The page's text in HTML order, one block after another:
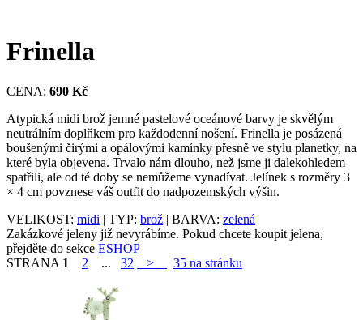
Frinella
CENA: 690 Kč
Atypická midi brož jemné pastelové oceánové barvy je skvělým
neutrálním doplňkem pro každodenní nošení. Frinella je posázená
boušenými čirými a opálovými kamínky přesně ve stylu planetky, na
které byla objevena. Trvalo nám dlouho, než jsme ji dalekohledem
spatřili, ale od té doby se nemůžeme vynadívat. Jelínek s rozměry 3
× 4 cm povznese váš outfit do nadpozemských výšin.
VELIKOST: midi | TYP: brož | BARVA: zelená
Zakázkové jeleny již nevyrábíme. Pokud chcete koupit jelena,
přejděte do sekce ESHOP
STRANA 1 2 ... 32 > 35 na stránku